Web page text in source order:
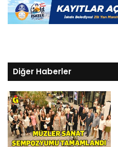
Diğer Haberler